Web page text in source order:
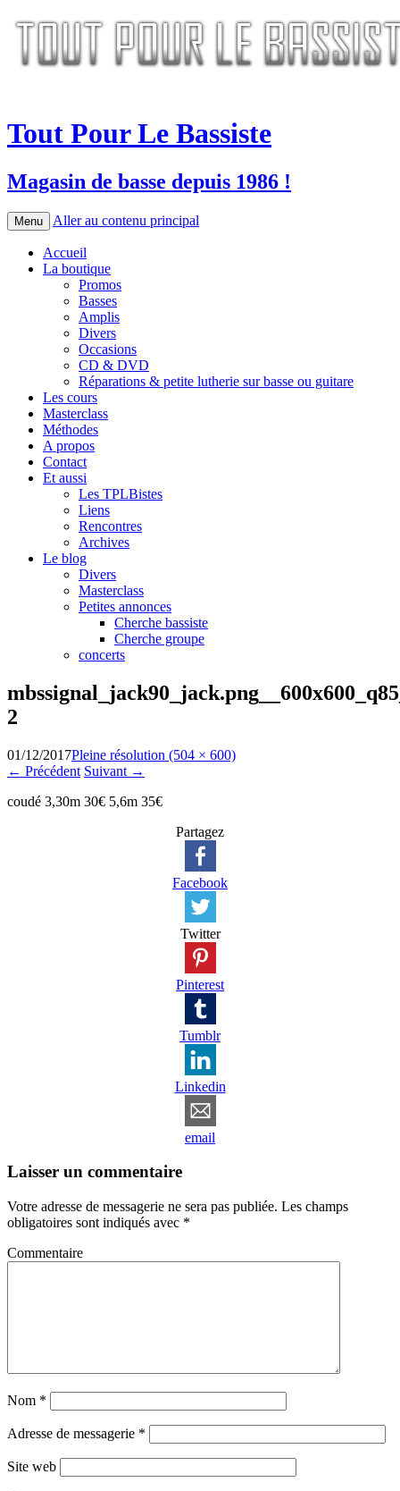
Tout Pour Le Bassiste
Magasin de basse depuis 1986 !
Menu Aller au contenu principal
Accueil
La boutique
Promos
Basses
Amplis
Divers
Occasions
CD & DVD
Réparations & petite lutherie sur basse ou guitare
Les cours
Masterclass
Méthodes
A propos
Contact
Et aussi
Les TPLBistes
Liens
Rencontres
Archives
Le blog
Divers
Masterclass
Petites annonces
Cherche bassiste
Cherche groupe
concerts
2
01/12/2017Pleine résolution (504 × 600)
← Précédent Suivant →
coudé 3,30m 30€ 5,6m 35€
Partagez
Facebook
Twitter
Pinterest
Tumblr
Linkedin
email
Laisser un commentaire
Votre adresse de messagerie ne sera pas publiée. Les champs
obligatoires sont indiqués avec *
Commentaire
Nom *
Adresse de messagerie *
Site web